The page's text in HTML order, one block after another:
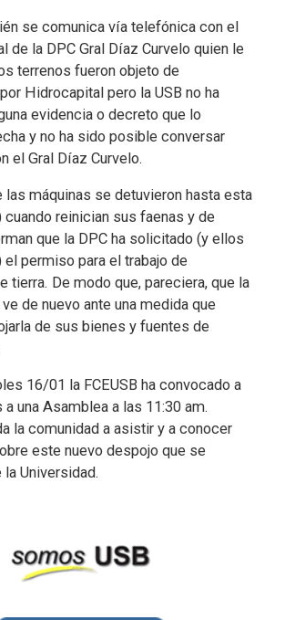
se comunica vía telefónica con el
de la DPC Gral Díaz Curvelo quien le
terrenos fueron objeto de
Hidrocapital pero la USB no ha
evidencia o decreto que lo
y no ha sido posible conversar
el Gral Díaz Curvelo.
las máquinas se detuvieron hasta esta
cuando reinician sus faenas y de
que la DPC ha solicitado (y ellos
el permiso para el trabajo de
tierra. De modo que, pareciera, que la
de nuevo ante una medida que
de sus bienes y fuentes de
16/01 la FCEUSB ha convocado a
una Asamblea a las 11:30 am.
la comunidad a asistir y a conocer
este nuevo despojo que se
Universidad.